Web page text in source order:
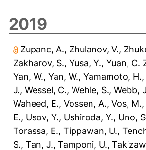
2019
Zupanc, A., Zhulanov, V.,
Zakharov, S., Yusa, Y., Yuan, C.
Yan, W., Yan, W., Yamamoto, H.,
J., Wessel, C., Wehle, S., Webb,
Waheed, E., Vossen, A., Vos, M.,
E., Usov, Y., Ushiroda, Y., Uno,
Torassa, E., Tippawan, U.,
S., Tan, J., Tamponi, U.,